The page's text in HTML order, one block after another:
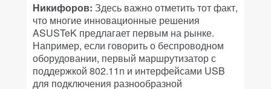
Никифоров: Здесь важно отметить тот факт,
что многие инновационные решения
ASUSTeK предлагает первым на рынке.
Например, если говорить о беспроводном
оборудовании, первый маршрутизатор с
поддержкой 802.11n и интерфейсами USB
для подключения разнообразной